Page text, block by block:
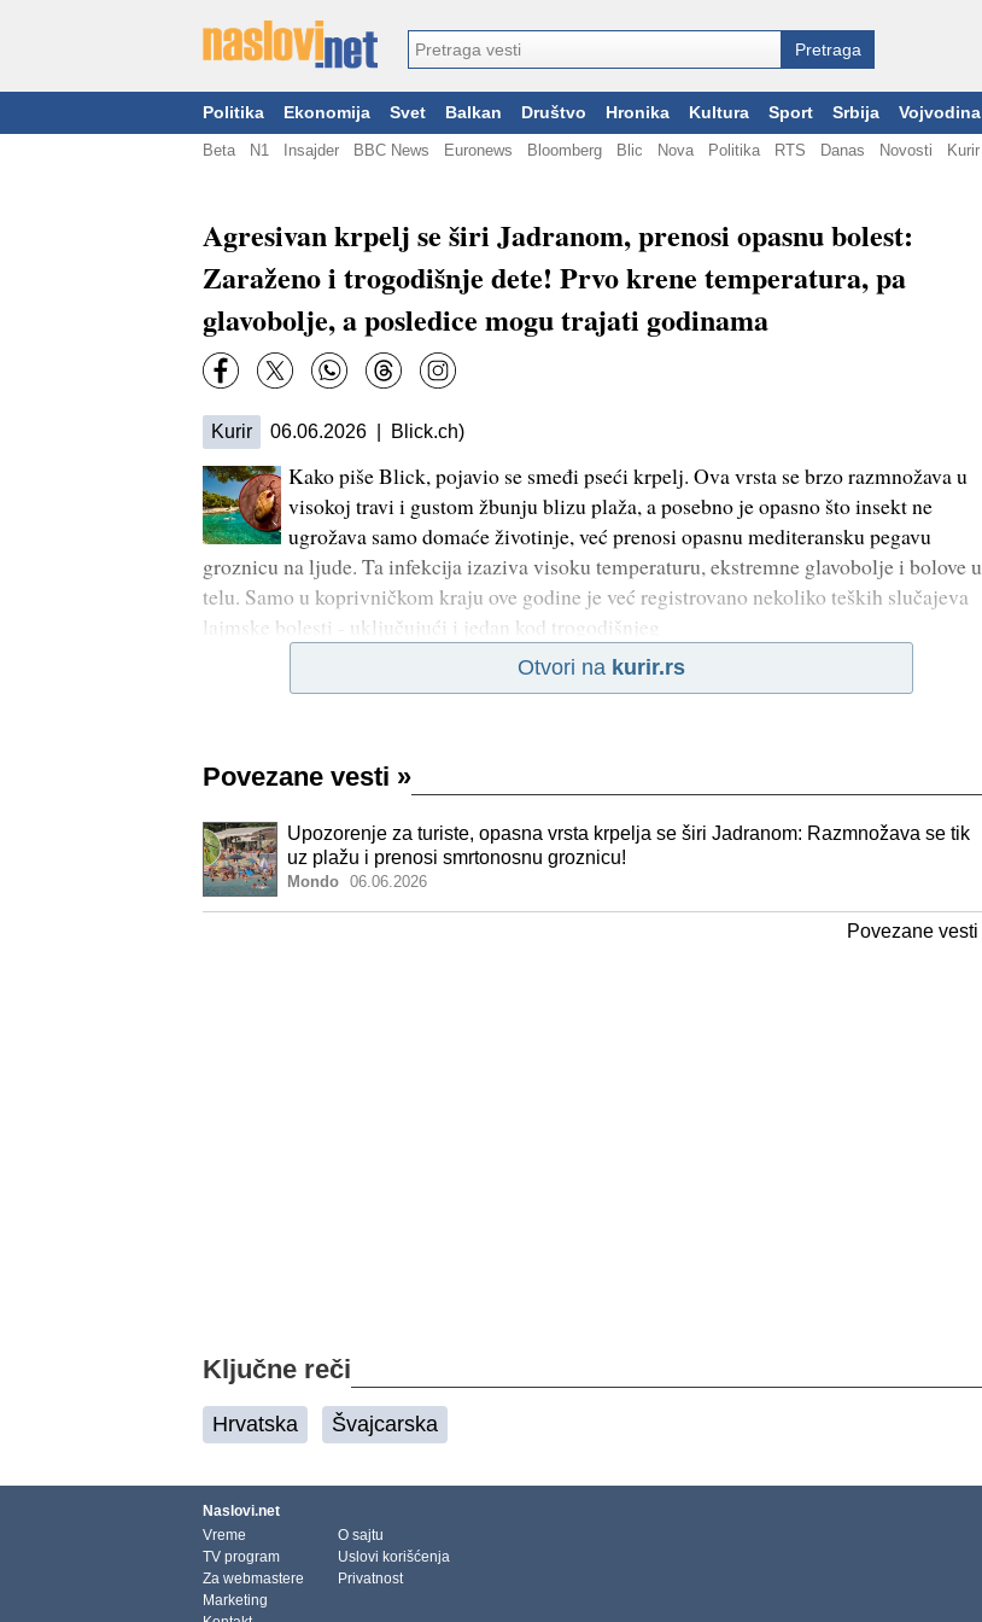
Politika Ekonomija Svet Balkan Društvo Hronika Kultura Sport Srbija Vojvodina
Beta N1 Insajder BBC News Euronews Bloomberg Blic Nova Politika RTS Danas Novosti Kurir
Agresivan krpelj se širi Jadranom, prenosi opasnu bolest:
Zaraženo i trogodišnje dete! Prvo krene temperatura, pa
glavobolje, a posledice mogu trajati godinama
Kurir 06.06.2026 | Blick.ch)
Kako piše Blick, pojavio se smeđi pseći krpelj. Ova vrsta se brzo razmnožava u
visokoj travi i gustom žbunju blizu plaža, a posebno je opasno što insekt ne
ugrožava samo domaće životinje, već prenosi opasnu mediteransku pegavu
groznicu na ljude. Ta infekcija izaziva visoku temperaturu, ekstremne glavobolje i bolove u
telu. Samo u koprivničkom kraju ove godine je već registrovano nekoliko teških slučajeva
lajmske bolesti - uključujući i jedan kod trogodišnjeg
Otvori na kurir.rs
Povezane vesti »
Upozorenje za turiste, opasna vrsta krpelja se širi Jadranom: Razmnožava se tik
uz plažu i prenosi smrtonosnu groznicu!
Mondo 06.06.2026
Povezane vesti
Ključne reči
Hrvatska Švajcarska
Naslovi.net
Vreme
TV program
Za webmastere
Marketing
O sajtu
Uslovi korišćenja
Privatnost